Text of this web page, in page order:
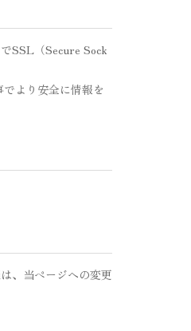
SSL（Secure Sock
より安全に情報を
、当ページへの変更